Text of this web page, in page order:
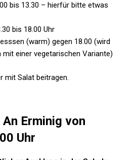
bis 13.30 – hierfür bitte etwas
bis 18.00 Uhr
(warm) gegen 18.00 (wird
einer vegetarischen Variante)
mit Salat beitragen.
Erminig von
Uhr